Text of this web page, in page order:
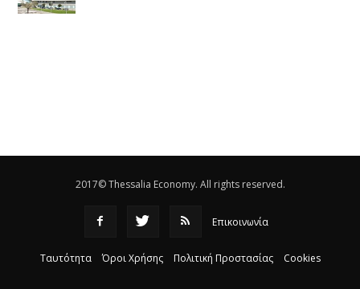
2017© Thessalia Economy. All rights reserved.
Επικοινωνία
Ταυτότητα Όροι Χρήσης Πολιτική Προστασίας Cookies